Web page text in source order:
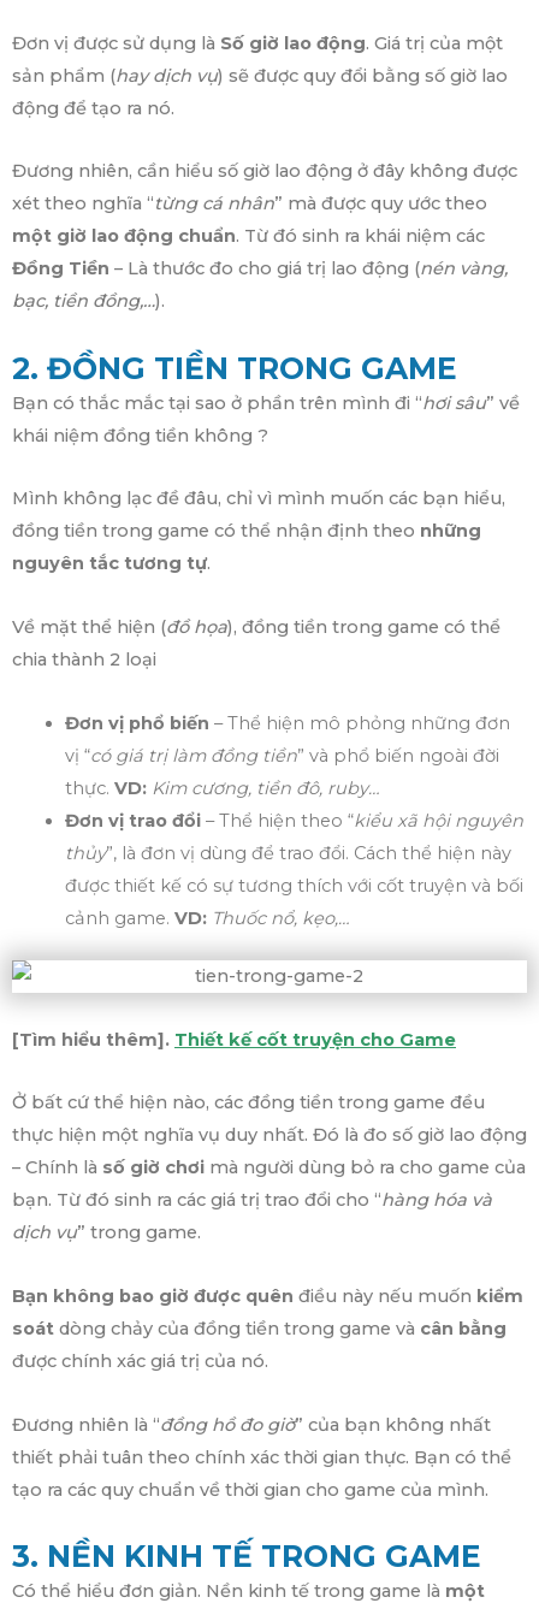
Đơn vị được sử dụng là Số giờ lao động. Giá trị của một
sản phẩm (hay dịch vụ) sẽ được quy đổi bằng số giờ lao
động để tạo ra nó.
Đương nhiên, cần hiểu số giờ lao động ở đây không được
xét theo nghĩa “từng cá nhân” mà được quy ước theo
một giờ lao động chuẩn. Từ đó sinh ra khái niệm các
Đồng Tiền – Là thước đo cho giá trị lao động (nén vàng,
bạc, tiền đồng,…).
2. ĐỒNG TIỀN TRONG GAME
Bạn có thắc mắc tại sao ở phần trên mình đi “hơi sâu” về
khái niệm đồng tiền không ?
Mình không lạc đề đâu, chỉ vì mình muốn các bạn hiểu,
đồng tiền trong game có thể nhận định theo những
nguyên tắc tương tự.
Về mặt thể hiện (đồ họa), đồng tiền trong game có thể
chia thành 2 loại
Đơn vị phổ biến – Thể hiện mô phỏng những đơn
vị “có giá trị làm đồng tiền” và phổ biến ngoài đời
thực. VD: Kim cương, tiền đô, ruby…
Đơn vị trao đổi– Thể hiện theo “kiểu xã hội nguyên
thủy”, là đơn vị dùng để trao đổi. Cách thể hiện này
được thiết kế có sự tương thích với cốt truyện và bối
cảnh game. VD: Thuốc nổ, kẹo,…
[Tìm hiểu thêm]. Thiết kế cốt truyện cho Game
Ở bất cứ thể hiện nào, các đồng tiền trong game đều
thực hiện một nghĩa vụ duy nhất. Đó là đo số giờ lao động
– Chính là số giờ chơi mà người dùng bỏ ra cho game của
bạn. Từ đó sinh ra các giá trị trao đổi cho “hàng hóa và
dịch vụ” trong game.
Bạn không bao giờ được quên điều này nếu muốn kiểm
soát dòng chảy của đồng tiền trong game và cân bằng
được chính xác giá trị của nó.
Đương nhiên là “đồng hồ đo giờ” của bạn không nhất
thiết phải tuân theo chính xác thời gian thực. Bạn có thể
tạo ra các quy chuẩn về thời gian cho game của mình.
3. NỀN KINH TẾ TRONG GAME
Có thể hiểu đơn giản. Nền kinh tế trong game là một